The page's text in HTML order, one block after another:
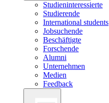
Studieninteressierte
Studierende
International students
Jobsuchende
Beschäftigte
Forschende
Alumni
Unternehmen
Medien
Feedback